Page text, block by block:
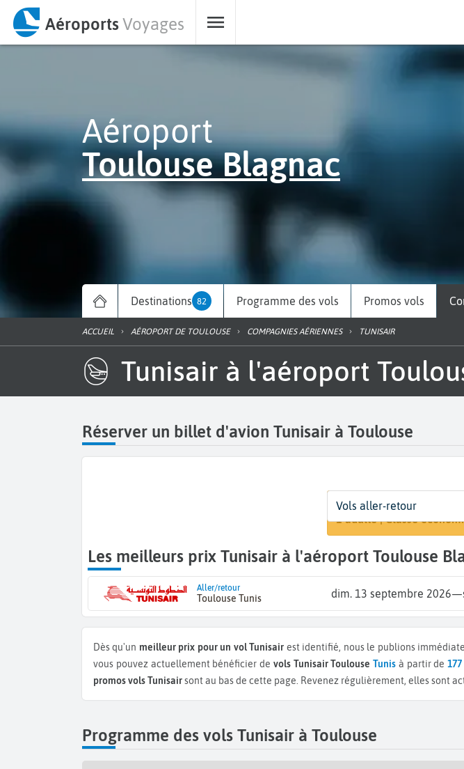
AéroportsVoyages
Aéroport
Toulouse Blagnac
Destinations 82 Programme des vols Promos vols
ACCUEIL AÉROPORT DE TOULOUSE COMPAGNIES AÉRIENNES TUNISAIR
Tunisair à l'aéroport
Réserver un billet d'avion Tunisair à Toulouse
Départ
Toulouse Blagnac (TLS)
Dates
Dates de votre voyage
Voyageurs | Classe
1 adulte | Classe
Vols aller-retour
Les meilleurs prix Tunisair à l'aéroport Toulouse
Aller/retour
Toulouse Tunis dim. 13 septembre 2026—
Dès qu'un meilleur prix pour un vol Tunisair est identifié, nous le publions
vous pouvez actuellement bénéficier de vols Tunisair Toulouse Tunis à partir de
promos vols Tunisairsont au bas de cette page. Revenez régulièrement, elles sont
Programme des vols Tunisair à Toulouse